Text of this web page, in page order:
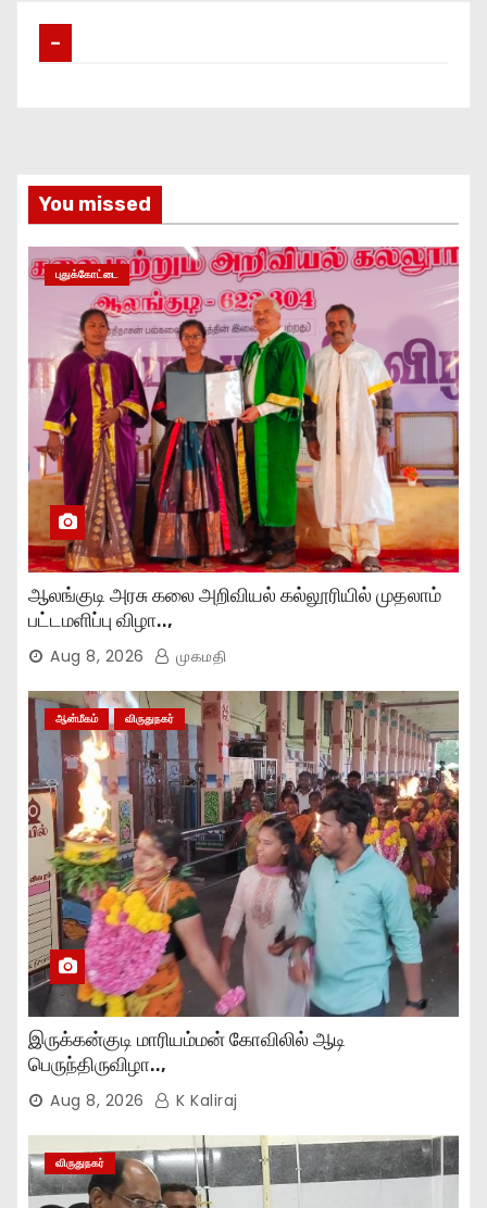
–
You missed
புதுக்கோட்டை
ஆலங்குடி அரசு கலை அறிவியல் கல்லூரியில் முதலாம்
பட்டமளிப்பு விழா..,
Aug 8, 2026 முகமதி
ஆன்மீகம் விருதுநகர்
இருக்கன்குடி மாரியம்மன் கோவிலில் ஆடி
பெருந்திருவிழா..,
Aug 8, 2026 K Kaliraj
விருதுநகர்